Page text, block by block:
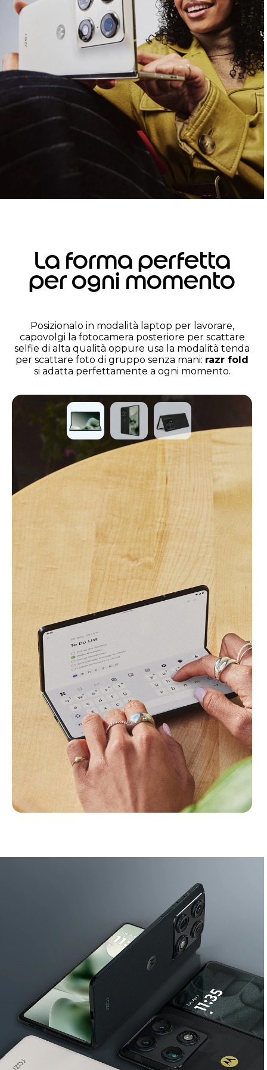
La forma perfetta
per ogni momento
Posizionalo in modalità laptop per lavorare,
capovolgi la fotocamera posteriore per scattare
selfie di alta qualità oppure usa la modalità tenda
per scattare foto di gruppo senza mani: razr fold
si adatta perfettamente a ogni momento.